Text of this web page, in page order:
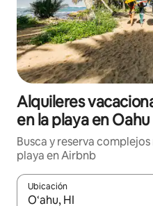
Alquileres
en la playa en Oahu
Busca y reserva
playa en Airbnb
Ubicación
Cuando los resultados